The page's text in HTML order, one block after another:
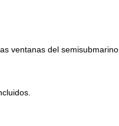
ventanas del semisubmarino.